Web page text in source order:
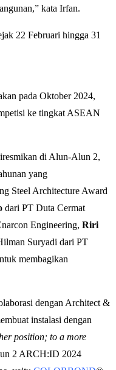
kata Irfan.
22 Februari hingga 31
pada Oktober 2024,
ke tingkat ASEAN
di Alun-Alun 2,
yang
Steel Architecture Award
dari PT Duta Cermat
Engineering, Riri
Suryadi dari PT
membagikan
dengan Architect &
instalasi dengan
position; to a more
2 ARCH:ID 2024